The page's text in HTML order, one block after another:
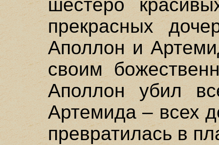
шестеро
прекрасных
Аполлон и
своим
Аполлон убил
Артемида – всех
превратилась в